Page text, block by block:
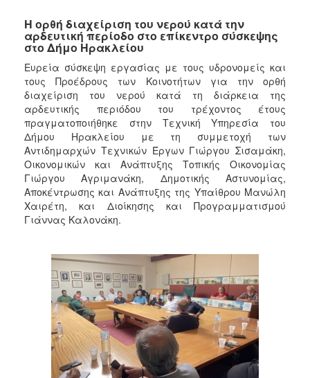
2022
2021
2020
2019
2018
2017
2016
2015
2013
2012
2011
2010
2006
ΕΠΙΣΚΕΠΤΗΣ
Η ορθή διαχείριση του νερού κατά την
αρδευτική περίοδο στο επίκεντρο σύσκεψης
στο Δήμο Ηρακλείου
Ευρεία σύσκεψη εργασίας με τους υδρονομείς και
τους Προέδρους των Κοινοτήτων για την ορθή
διαχείριση του νερού κατά τη διάρκεια της
αρδευτικής περιόδου του τρέχοντος έτους
πραγματοποιήθηκε στην Τεχνική Υπηρεσία του
Δήμου Ηρακλείου με τη συμμετοχή των
Αντιδημαρχών Τεχνικών Έργων Γιώργου Σισαμάκη,
Οικονομικών και Ανάπτυξης Τοπικής Οικονομίας
Γιώργου Αγριμανάκη, Δημοτικής Αστυνομίας,
Αποκέντρωσης και Ανάπτυξης της Υπαίθρου Μανώλη
Χαιρέτη, και Διοίκησης και Προγραμματισμού
Γιάννας Καλονάκη.